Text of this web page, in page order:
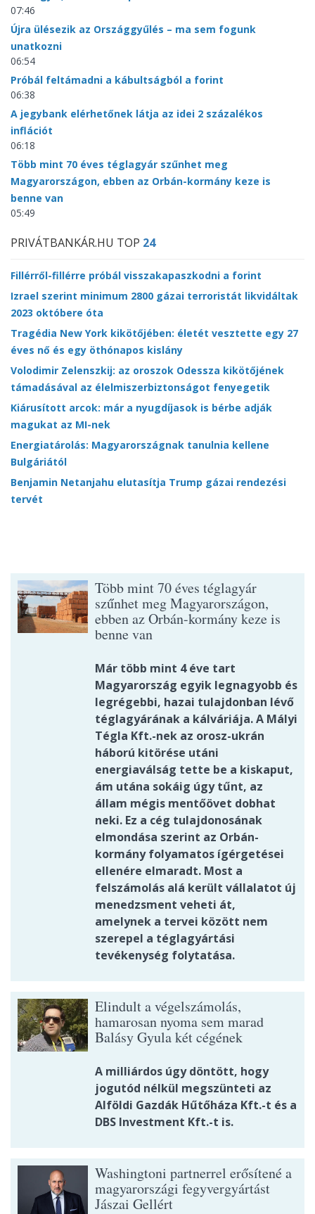
07:46
Újra ülésezik az Országgyűlés – ma sem fogunk
unatkozni
06:54
Próbál feltámadni a kábultságból a forint
06:38
A jegybank elérhetőnek látja az idei 2 százalékos
inflációt
06:18
Több mint 70 éves téglagyár szűnhet meg
Magyarországon, ebben az Orbán-kormány keze is
benne van
05:49
PRIVÁTBANKÁR.HU TOP 24
Fillérről-fillérre próbál visszakapaszkodni a forint
Izrael szerint minimum 2800 gázai terroristát likvidáltak
2023 októbere óta
Tragédia New York kikötőjében: életét vesztette egy 27
éves nő és egy öthónapos kislány
Volodimir Zelenszkij: az oroszok Odessza kikötőjének
támadásával az élelmiszerbiztonságot fenyegetik
Kiárusított arcok: már a nyugdíjasok is bérbe adják
magukat az MI-nek
Energiatárolás: Magyarországnak tanulnia kellene
Bulgáriától
Benjamin Netanjahu elutasítja Trump gázai rendezési
tervét
Több mint 70 éves téglagyár
szűnhet meg Magyarországon,
ebben az Orbán-kormány keze is
benne van
Már több mint 4 éve tart
Magyarország egyik legnagyobb és
legrégebbi, hazai tulajdonban lévő
téglagyárának a kálváriája. A Mályi
Tégla Kft.-nek az orosz-ukrán
háború kitörése utáni
energiaválság tette be a kiskaput,
ám utána sokáig úgy tűnt, az
állam mégis mentőövet dobhat
neki. Ez a cég tulajdonosának
elmondása szerint az Orbán-
kormány folyamatos ígérgetései
ellenére elmaradt. Most a
felszámolás alá került vállalatot új
menedzsment veheti át,
amelynek a tervei között nem
szerepel a téglagyártási
tevékenység folytatása.
Elindult a végelszámolás,
hamarosan nyoma sem marad
Balásy Gyula két cégének
A milliárdos úgy döntött, hogy
jogutód nélkül megszünteti az
Alföldi Gazdák Hűtőháza Kft.-t és a
DBS Investment Kft.-t is.
Washingtoni partnerrel erősítené a
magyarországi fegyvergyártást
Jászai Gellért